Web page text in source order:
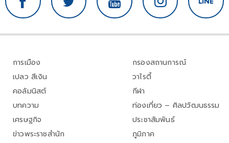
การเมือง
เปลว สีเงิน
คอลัมนิสต์
บทความ
เศรษฐกิจ
ข่าวพระราชสำนัก
กรองสถานการณ์
วาไรตี้
กีฬา
ท่องเที่ยว – ศิลปวัฒนธรรม
ประชาสัมพันธ์
ภูมิภาค